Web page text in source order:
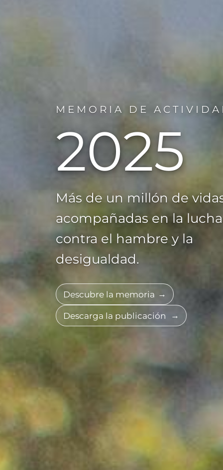
MEMORIA DE
2025
Más de un millón de
acompañadas en la lucha
contra el hambre y la
desigualdad.
Descubre la memoria
Descarga la publicación